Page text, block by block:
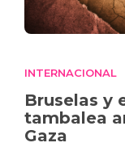
INTERNACIONAL
Bruselas y
tambalea
Gaza